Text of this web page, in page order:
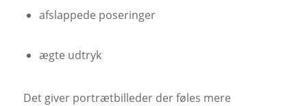
afslappede poseringer
ægte udtryk
Det giver portrætbilleder der føles mere